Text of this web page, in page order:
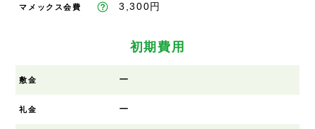
マメックス会費 3,300円
初期費用
敷金 ー
礼金 ー